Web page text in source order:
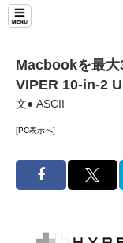
Macbookを最
VIPER 10-in-2
文● ASCII
[PC表示へ]